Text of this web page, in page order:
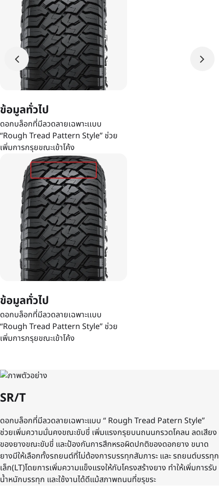
ข้อมูลทั่วไป
ดอกบล็อกที่มีลวดลายเฉพาะเเบบ
“Rough Tread Pattern Style” ช่วย
เพิ่มการกรุยขณะเข้าโค้ง
ข้อมูลทั่วไป
ดอกบล็อกที่มีลวดลายเฉพาะเเบบ
“Rough Tread Pattern Style” ช่วย
เพิ่มการกรุยขณะเข้าโค้ง
SR/T
ดอกบล็อกที่มีลวดลายเฉพาะแบบ “ Rough Tread Patern Style”
ช่วยเพิ่มความมั่นคงขณะขับขี่ เพิ่มแรงกรุยบนถนนกรวดโคลน ลดเสียง
ของยางขณะขับขี่ และป้องกันการสึกหรอผิดปกติของดอกยาง ขนาด
ยางมีให้เลือกทั้งรถยนต์ที่ไม่ต้องการบรรทุกสัมภาระ และ รถยนต์บรรทุก
เล็ก(LT)โดยการเพิ่มความแข็งแรงให้กับโครงสร้างยาง ทําให้เพิ่มการรับ
น้ำหนักบรรทุก และใช้งานได้ดีแม้สภาพถนนที่ขรุขระ